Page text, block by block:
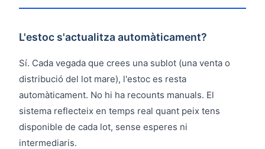
L'estoc s'actualitza automàticament?
Sí. Cada vegada que crees una sublot (una venta o
distribució del lot mare), l'estoc es resta
automàticament. No hi ha recounts manuals. El
sistema reflecteix en temps real quant peix tens
disponible de cada lot, sense esperes ni
intermediaris.